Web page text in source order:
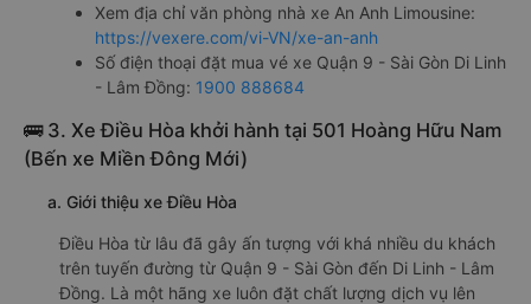
Xem địa chỉ văn phòng nhà xe An Anh Limousine:
https://vexere.com/vi-VN/xe-an-anh
Số điện thoại đặt mua vé xe Quận 9 - Sài Gòn Di Linh
- Lâm Đồng: 1900 888684
🚌 3. Xe Điều Hòa khởi hành tại 501 Hoàng Hữu Nam
(Bến xe Miền Đông Mới)
a. Giới thiệu xe Điều Hòa
Điều Hòa từ lâu đã gây ấn tượng với khá nhiều du khách
trên tuyến đường từ Quận 9 - Sài Gòn đến Di Linh - Lâm
Đồng. Là một hãng xe luôn đặt chất lượng dịch vụ lên